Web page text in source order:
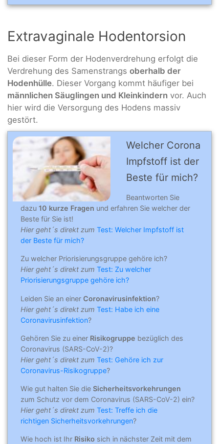
Extravaginale Hodentorsion
Bei dieser Form der Hodenverdrehung erfolgt die
Verdrehung des Samenstrangs oberhalb der
Hodenhülle. Dieser Vorgang kommt häufiger bei
männlichen Säuglingen und Kleinkindern vor. Auch
hier wird die Versorgung des Hodens massiv
gestört.
Welcher Corona
Impfstoff ist der
Beste für mich?
Beantworten Sie
dazu 10 kurze Fragen und erfahren Sie welcher der
Beste für Sie ist!
Hier geht´s direkt zum Test: Welcher Impfstoff ist
der Beste für mich?
Zu welcher Priorisierungsgruppe gehöre ich?
Hier geht´s direkt zum Test: Zu welcher
Priorisierungsgruppe gehöre ich?
Leiden Sie an einer Coronavirusinfektion?
Hier geht´s direkt zum Test: Habe ich eine
Coronavirusinfektion?
Gehören Sie zu einer Risikogruppe bezüglich des
Coronavirus (SARS-CoV-2)?
Hier geht´s direkt zum Test: Gehöre ich zur
Coronavirus-Risikogruppe?
Wie gut halten Sie die Sicherheitsvorkehrungen
zum Schutz vor dem Coronavirus (SARS-CoV-2) ein?
Hier geht´s direkt zum Test: Treffe ich die
richtigen Sicherheitsvorkehrungen?
Wie hoch ist Ihr Risiko sich in nächster Zeit mit dem